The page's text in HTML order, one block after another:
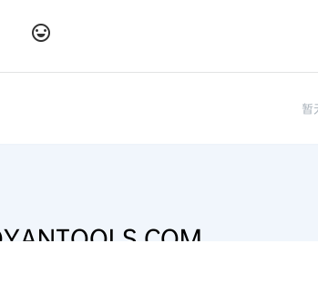
暂